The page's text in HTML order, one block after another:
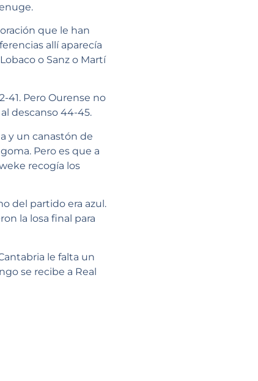
que le han
allí aparecía
o Sanz o Martí
41. Pero Ourense no
descanso 44-45.
y un canastón de
Pero es que a
recogía los
del partido era azul.
la losa final para
le falta un
se recibe a Real